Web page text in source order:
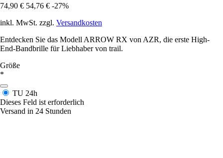
74,90 € 54,76 € -27%
inkl. MwSt. zzgl. Versandkosten
Entdecken Sie das Modell ARROW RX von AZR, die erste High-
End-Bandbrille für Liebhaber von trail.
Größe
*
TU 24h
Dieses Feld ist erforderlich
Versand in 24 Stunden